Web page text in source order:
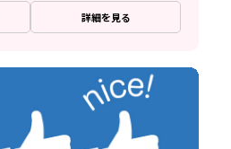
詳細を見る